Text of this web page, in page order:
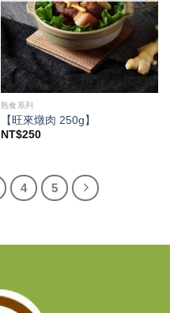
熟食系列
【旺來燉肉 250g】
NT$250
4 5